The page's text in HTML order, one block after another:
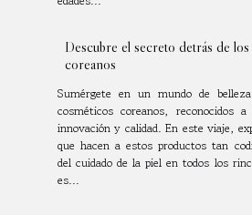
Descubre el secreto detrás de
coreanos
Sumérgete en un mundo de
cosméticos coreanos, reconocidos
innovación y calidad. En este viaje,
que hacen a estos productos tan
del cuidado de la piel en todos los
es...